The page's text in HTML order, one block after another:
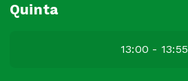
Quinta
13:00 - 13:55